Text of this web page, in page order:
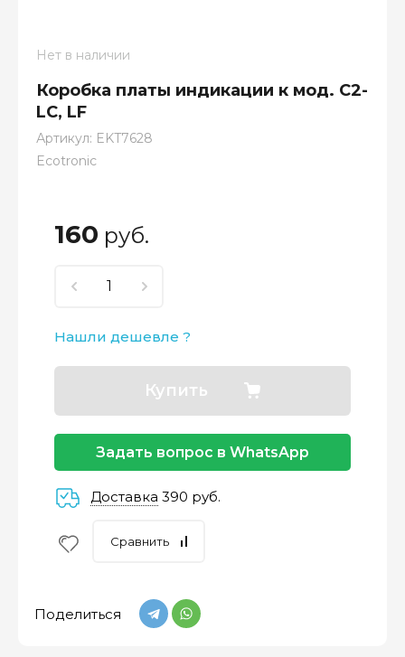
Нет в наличии
Коробка платы индикации к мод. С2-
LC, LF
Артикул: EKT7628
Ecotronic
160 руб.
Нашли дешевле ?
Купить
Задать вопрос в WhatsApp
Доставка 390 руб.
Сравнить
Поделиться